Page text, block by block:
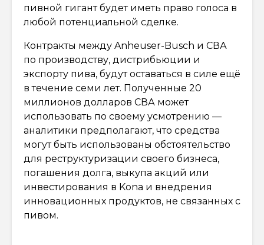
пивной гигант будет иметь право голоса в
любой потенциальной сделке.
Контракты между Anheuser-Busch и СВА
по производству, дистрибьюции и
экспорту пива, будут оставаться в силе ещё
в течение семи лет. Полученные 20
миллионов долларов СВА может
использовать по своему усмотрению —
аналитики предполагают, что средства
могут быть использованы обстоятельство
для реструктуризации своего бизнеса,
погашения долга, выкупа акций или
инвестирования в Kona и внедрения
инновационных продуктов, не связанных с
пивом.